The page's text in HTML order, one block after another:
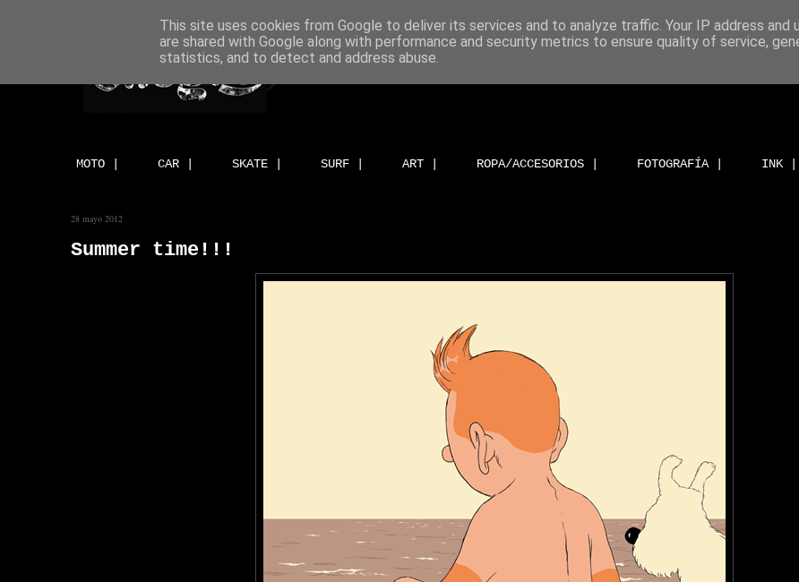
MOTO | CAR | SKATE | SURF | ART | ROPA/ACCESORIOS | FOTOGRAFÍA | INK |
28 mayo 2012
Summer time!!!
This site uses cookies from Google to deliver its services and to analyze traffic. Your IP address and
are shared with Google along with performance and security metrics to ensure quality of service,
statistics, and to detect and address abuse.